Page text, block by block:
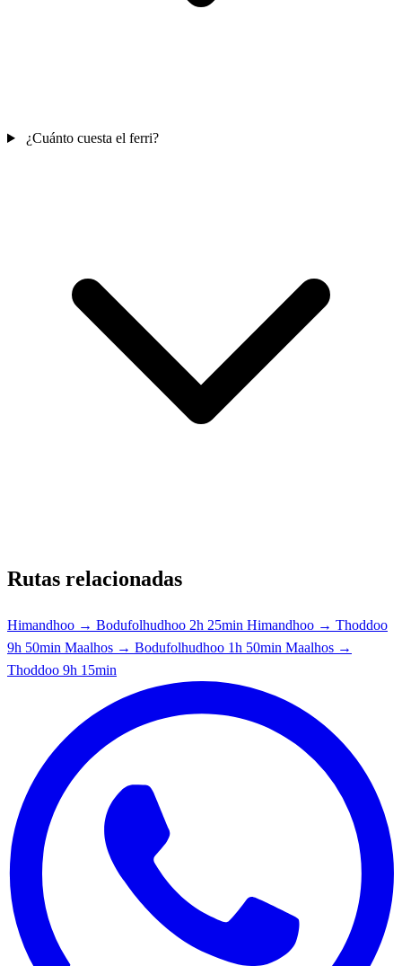
¿Cuánto cuesta el ferri?
Rutas relacionadas
Himandhoo → Bodufolhudhoo 2h 25min Himandhoo → Thoddoo
9h 50min Maalhos → Bodufolhudhoo 1h 50min Maalhos →
Thoddoo 9h 15min